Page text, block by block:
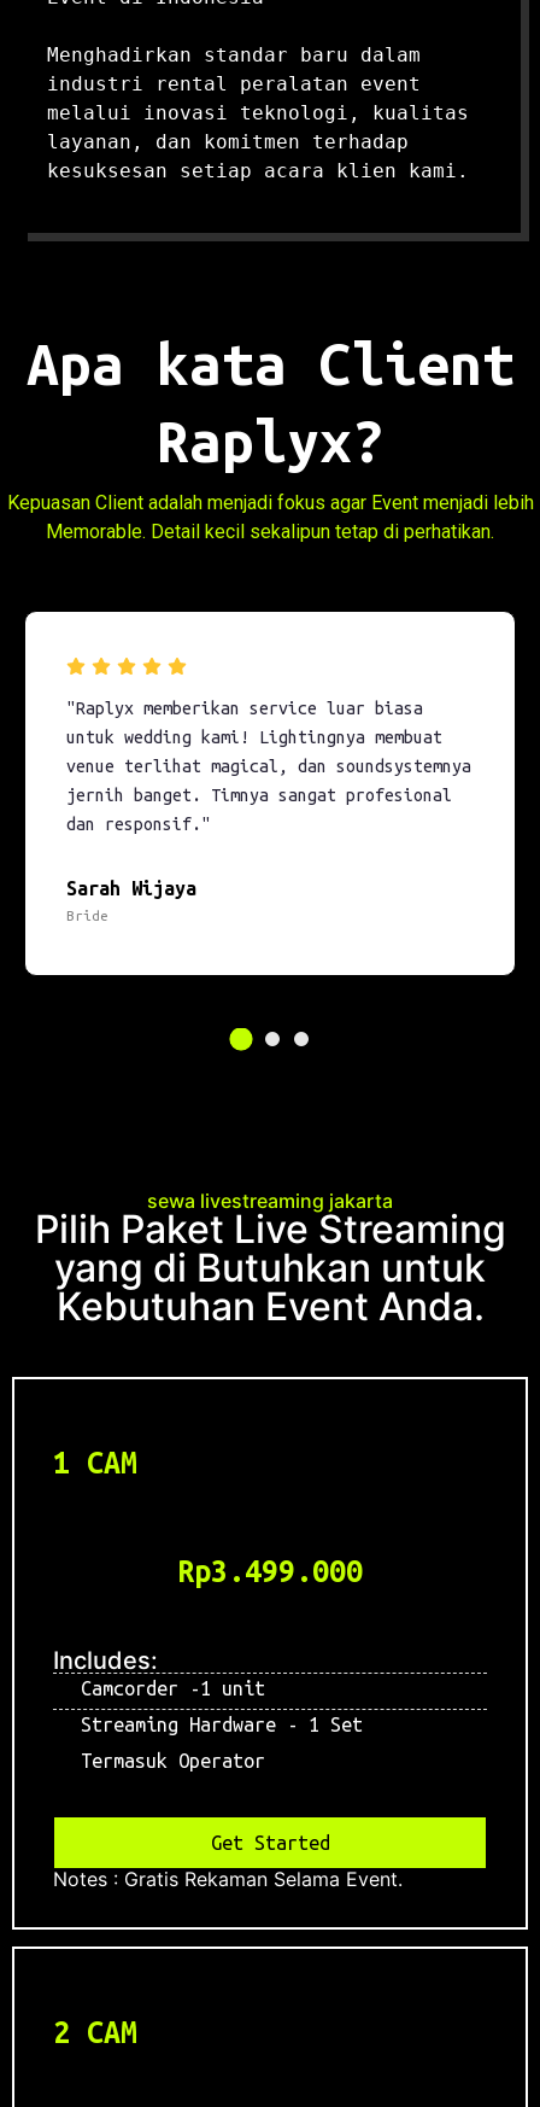
Menghadirkan standar baru dalam
industri rental peralatan event
melalui inovasi teknologi, kualitas
layanan, dan komitmen terhadap
kesuksesan setiap acara klien kami.
Apa kata Client
Raplyx?
Kepuasan Client adalah menjadi fokus agar Event menjadi lebih
Memorable. Detail kecil sekalipun tetap di perhatikan.
"Raplyx memberikan service luar biasa
untuk wedding kami! Lightingnya membuat
venue terlihat magical, dan soundsystemnya
jernih banget. Timnya sangat profesional
dan responsif."
Sarah Wijaya
Bride
sewa livestreaming jakarta
Pilih Paket Live Streaming
yang di Butuhkan untuk
Kebutuhan Event Anda.
1 CAM
Rp3.499.000
Includes:
Camcorder -1 unit
Streaming Hardware - 1 Set
Termasuk Operator
Get Started
Notes : Gratis Rekaman Selama Event.
2 CAM